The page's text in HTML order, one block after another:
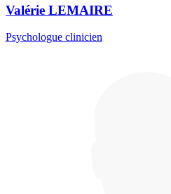
Valérie LEMAIRE
Psychologue clinicien